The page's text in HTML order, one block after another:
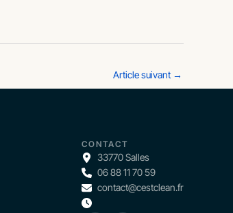
Article suivant →
CONTACT
33770 Salles
06 88 11 70 59
contact@cestclean.fr